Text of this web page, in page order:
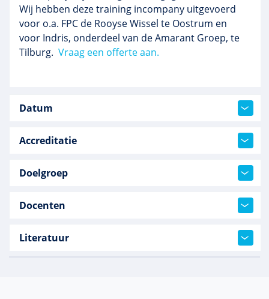
Wij hebben deze training incompany uitgevoerd
voor o.a. FPC de Rooyse Wissel te Oostrum en
voor Indris, onderdeel van de Amarant Groep, te
Tilburg. Vraag een offerte aan.
Datum
Accreditatie
Doelgroep
Docenten
Literatuur